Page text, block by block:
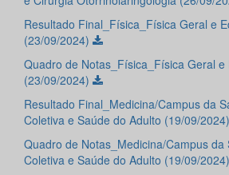
Resultado Final_Física_Física Geral e
(23/09/2024)
Quadro de Notas_Física_Física Geral e
(23/09/2024)
Resultado Final_Medicina/Campus da
Coletiva e Saúde do Adulto (19/09/2024)
Quadro de Notas_Medicina/Campus da
Coletiva e Saúde do Adulto (19/09/2024)